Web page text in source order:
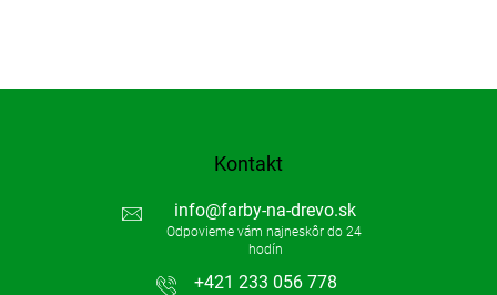
Kontakt
info@farby-na-drevo.sk
+421 233 056 778